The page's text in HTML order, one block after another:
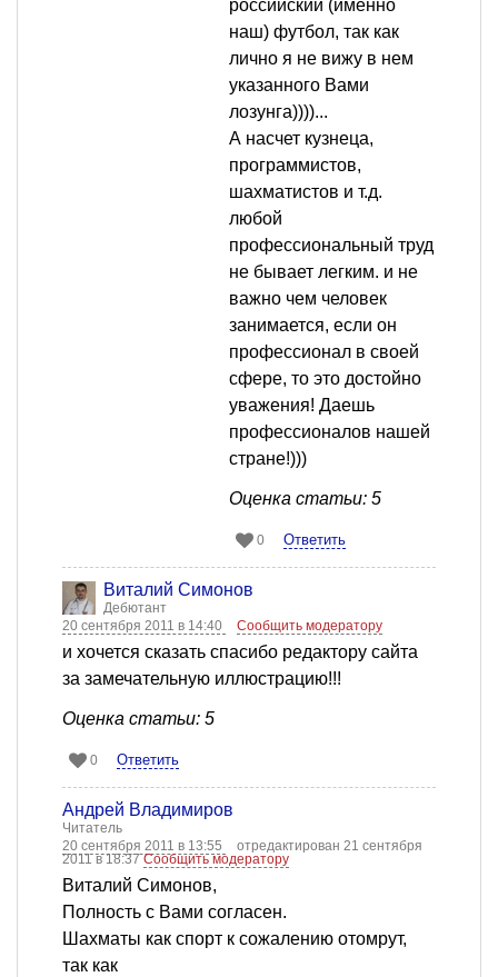
российский (именно
наш) футбол, так как
лично я не вижу в нем
указанного Вами
лозунга))))...
А насчет кузнеца,
программистов,
шахматистов и т.д.
любой
профессиональный труд
не бывает легким. и не
важно чем человек
занимается, если он
профессионал в своей
сфере, то это достойно
уважения! Даешь
профессионалов нашей
стране!)))
Оценка статьи: 5
0 Ответить
Виталий Симонов
Дебютант
20 сентября 2011 в 14:40
Сообщить модератору
и хочется сказать спасибо редактору сайта
за замечательную иллюстрацию!!!
Оценка статьи: 5
0 Ответить
Андрей Владимиров
Читатель
20 сентября 2011 в 13:55
отредактирован 21 сентября
2011 в 18:37Сообщить модератору
Виталий Симонов,
Полность с Вами согласен.
Шахматы как спорт к сожалению отомрут,
так как